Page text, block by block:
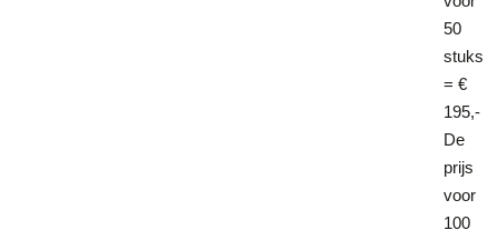
50
stuks
= €
195,-
De
prijs
voor
100